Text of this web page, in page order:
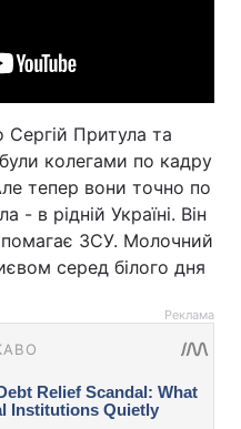
Притула та
колегами по кадру
тепер вони точно по
- в рідній Україні. Він
ЗСУ. Молочний
серед білого дня
Реклама